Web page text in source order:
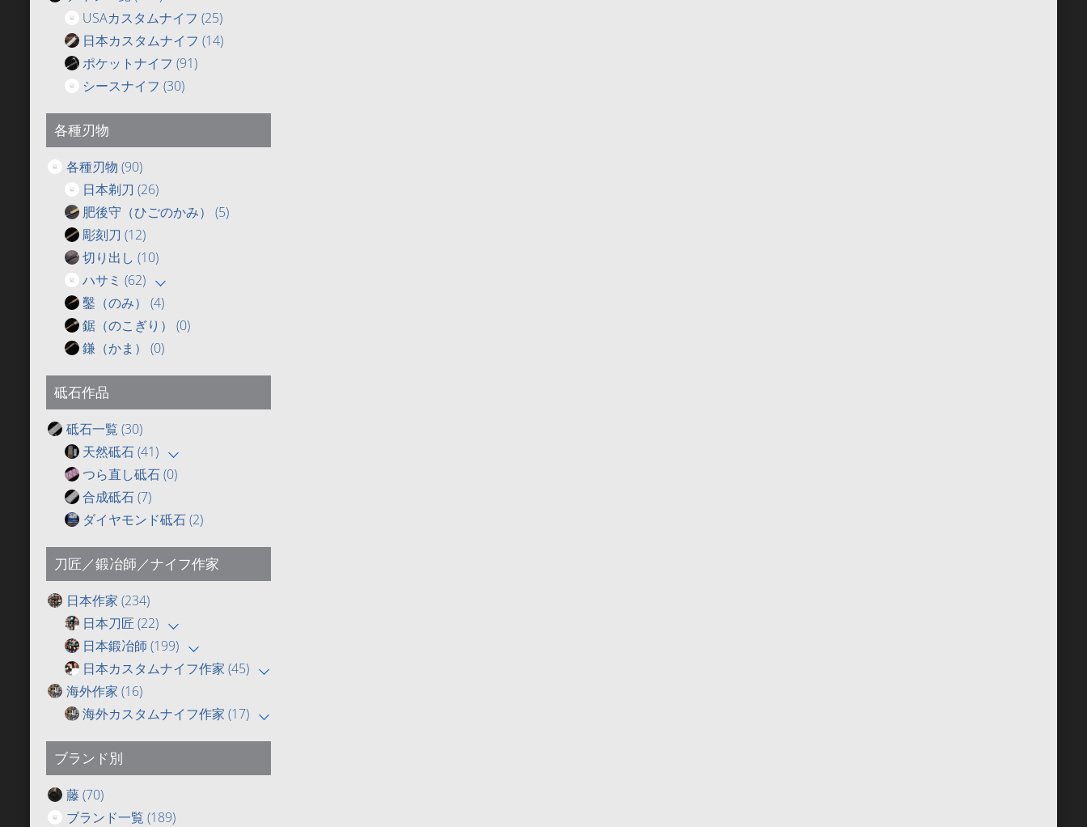
USAカスタムナイフ (25)
日本カスタムナイフ (14)
ポケットナイフ (91)
シースナイフ (30)
各種刃物
各種刃物 (90)
日本剃刀 (26)
肥後守（ひごのかみ） (5)
彫刻刀 (12)
切り出し (10)
ハサミ (62)
鑿（のみ） (4)
鋸（のこぎり） (0)
鎌（かま） (0)
砥石作品
砥石一覧 (30)
天然砥石(41)
つら直し砥石(0)
合成砥石(7)
ダイヤモンド砥石(2)
刀匠／鍛冶師／ナイフ作家
日本作家 (234)
日本刀匠 (22)
日本鍛冶師 (199)
日本カスタムナイフ作家 (45)
海外作家 (16)
海外カスタムナイフ作家 (17)
ブランド別
藤(70)
ブランド一覧 (189)